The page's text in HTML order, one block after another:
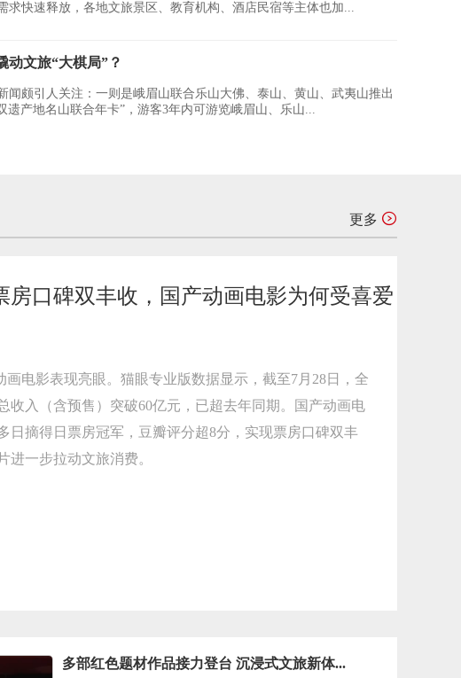
求快速释放，各地文旅景区、教育机构、酒店民宿等主体也加...
动文旅“大棋局”？
闻颇引人关注：一则是峨眉山联合乐山大佛、泰山、黄山、武夷山推出
遗产地名山联合年卡”，游客3年内可游览峨眉山、乐山...
更多
房口碑双丰收，国产动画电影为何受喜爱
画电影表现亮眼。猫眼专业版数据显示，截至7月28日，全
收入（含预售）突破60亿元，已超去年同期。国产动画电
日摘得日票房冠军，豆瓣评分超8分，实现票房口碑双丰
进一步拉动文旅消费。
多部红色题材作品接力登台 沉浸式文旅新体...